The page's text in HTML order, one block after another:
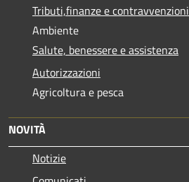
Tributi,finanze e contravvenzioni
Ambiente
Salute, benessere e assistenza
Autorizzazioni
Agricoltura e pesca
NOVITÀ
Notizie